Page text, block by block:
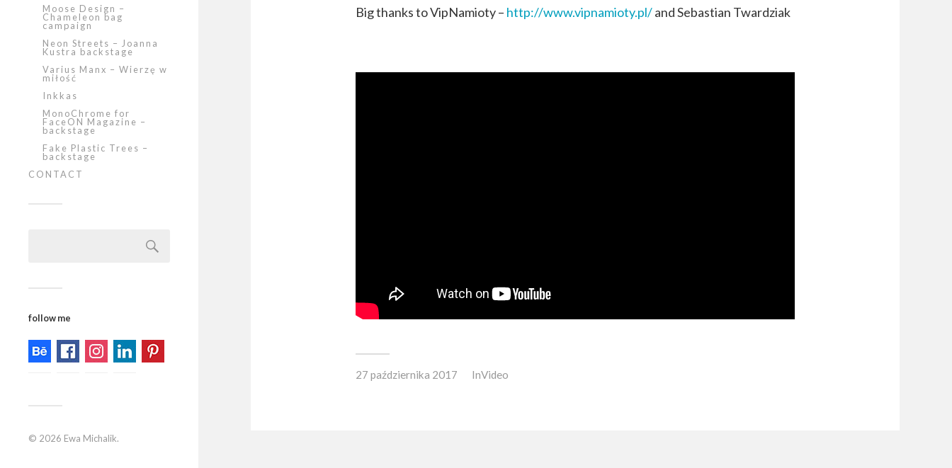
Moose Design –
Chameleon bag
campaign
Neon Streets – Joanna
Kustra backstage
Varius Manx – Wierzę w
miłość
Inkkas
MonoChrome for
FaceON Magazine –
backstage
Fake Plastic Trees –
backstage
CONTACT
follow me
© 2026 Ewa Michalik.
Big thanks to VipNamioty – http://www.vipnamioty.pl/and Sebastian Twardziak
27 października 2017 InVideo